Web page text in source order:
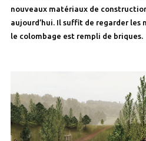
nouveaux matériaux de
aujourd’hui. Il suffit de regarder les
le colombage est rempli de briques.